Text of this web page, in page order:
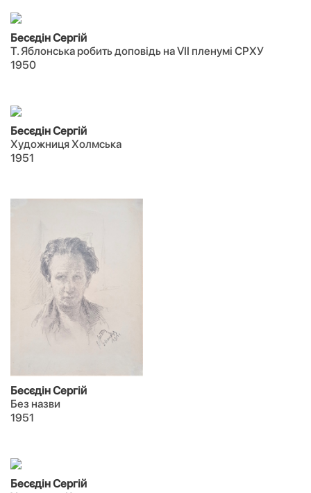
Бесєдін Сергій
Т. Яблонська робить доповідь на VII пленумі СРХУ
1950
Бесєдін Сергій
Художниця Холмська
1951
Бесєдін Сергій
Без назви
1951
Бесєдін Сергій